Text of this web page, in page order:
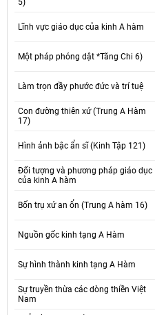
5)
Lĩnh vực giáo dục của kinh A hàm
Một pháp phóng dật *Tăng Chi 6)
Làm trọn đầy phước đức và trí tuệ
Con đường thiên xứ (Trung A Hàm
17)
Hình ảnh bậc ẩn sĩ (Kinh Tập 121)
Đối tượng và phương pháp giáo dục
của kinh A hàm
Bốn trụ xứ an ổn (Trung A hàm 16)
Nguồn gốc kinh tạng A Hàm
Sự hình thành kinh tạng A Hàm
Sự truyền thừa các dòng thiền Việt
Nam